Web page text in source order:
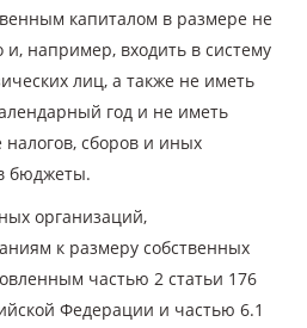
капиталом в размере не
например, входить в систему
лиц, а также не иметь
год и не иметь
сборов и иных
бюджеты.
организаций,
к размеру собственных
частью 2 статьи 176
Федерации и частью 6.1